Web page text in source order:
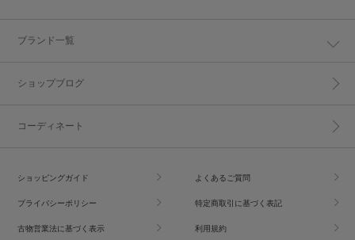
ブランド一覧
ショップブログ
コーディネート
ショッピングガイド よくあるご質問
プライバシーポリシー 特定商取引に基づく表記
古物営業法に基づく表示 利用規約